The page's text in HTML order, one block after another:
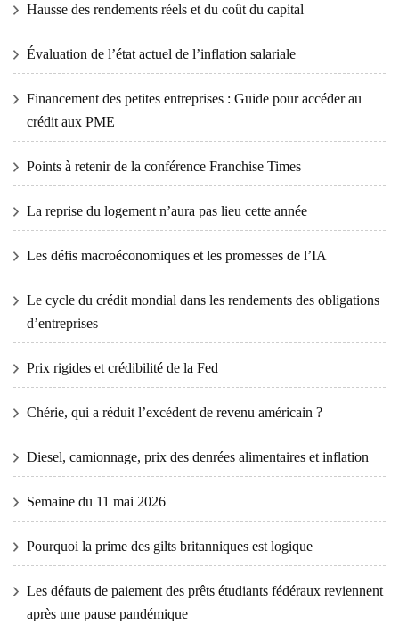
Hausse des rendements réels et du coût du capital
Évaluation de l’état actuel de l’inflation salariale
Financement des petites entreprises : Guide pour accéder au
crédit aux PME
Points à retenir de la conférence Franchise Times
La reprise du logement n’aura pas lieu cette année
Les défis macroéconomiques et les promesses de l’IA
Le cycle du crédit mondial dans les rendements des obligations
d’entreprises
Prix ​​​​rigides et crédibilité de la Fed
Chérie, qui a réduit l’excédent de revenu américain ?
Diesel, camionnage, prix des denrées alimentaires et inflation
Semaine du 11 mai 2026
Pourquoi la prime des gilts britanniques est logique
Les défauts de paiement des prêts étudiants fédéraux reviennent
après une pause pandémique